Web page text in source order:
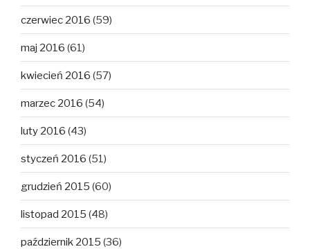
czerwiec 2016 (59)
maj 2016 (61)
kwiecień 2016 (57)
marzec 2016 (54)
luty 2016 (43)
styczeń 2016 (51)
grudzień 2015 (60)
listopad 2015 (48)
październik 2015 (36)